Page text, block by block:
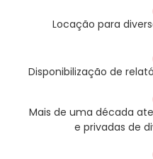
Locação para
Disponibilização de
Mais de uma década
e privadas de